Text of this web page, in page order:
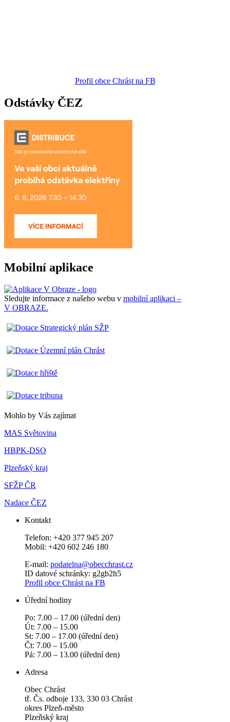
Profil obce Chrást na FB
Odstávky ČEZ
Mobilní aplikace
Sledujte informace z našeho webu v mobilní aplikaci –
V OBRAZE.
Mohlo by Vás zajímat
MAS Světovina
HBPK-DSO
Plzeňský kraj
SFŽP ČR
Nadace ČEZ
Kontakt
Telefon: +420 377 945 207
Mobil: +420 602 246 180
E-mail: podatelna@obecchras­t.cz
ID datové schránky: g2gb2h5
Profil obce Chrást na FB
Úřední hodiny
Po: 7.00 – 17.00 (úřední den)
Út: 7.00 – 15.00
St: 7.00 – 17.00 (úřední den)
Čt: 7.00 – 15.00
Pá: 7.00 – 13.00 (úřední den)
Adresa
Obec Chrást
tř. Čs. odboje 133, 330 03 Chrást
okres Plzeň-město
Plzeňský kraj